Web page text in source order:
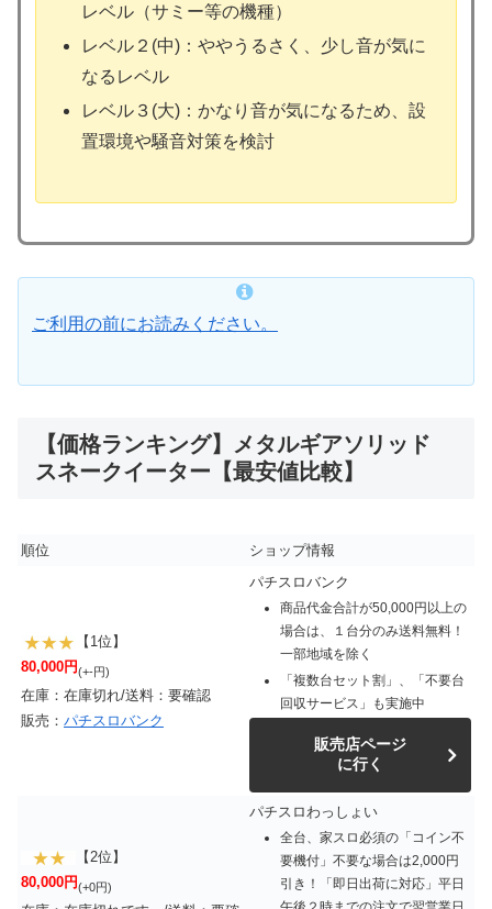
レベル（サミー等の機種）
レベル２(中)：ややうるさく、少し音が気に
なるレベル
レベル３(大)：かなり音が気になるため、設
置環境や騒音対策を検討
ご利用の前にお読みください。
【価格ランキング】メタルギアソリッド
スネークイーター【最安値比較】
順位 ショップ情報
【1位】
80,000円(+-円)
在庫：在庫切れ/送料：要確認
販売： パチスロバンク
パチスロバンク
商品代金合計が50,000円以上の
場合は、１台分のみ送料無料！
一部地域を除く
「複数台セット割」、「不要台
回収サービス」も実施中
販売店ページ
に行く
【2位】
80,000円(+0円)
パチスロわっしょい
全台、家スロ必須の「コイン不
要機付」不要な場合は2,000円
引き！「即日出荷に対応」平日